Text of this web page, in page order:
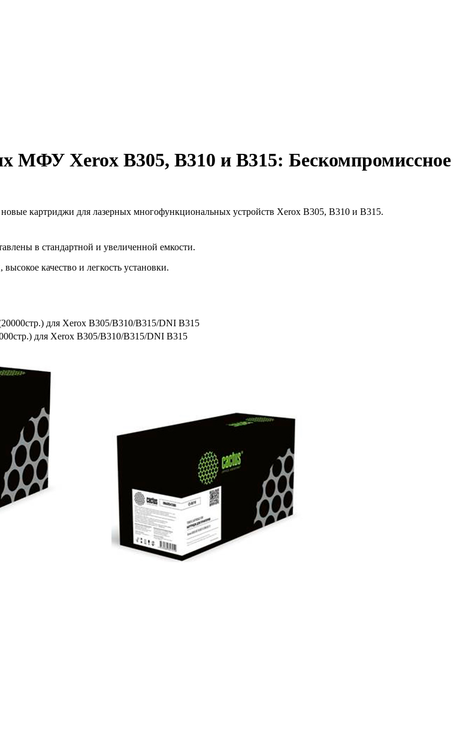
МФУ Xerox B305, B310 и B315: Бескомпромиссное
картриджи для лазерных многофункциональных устройств Xerox B305, B310 и B315.
в стандартной и увеличенной емкости.
качество и легкость установки.
для Xerox B305/B310/B315/DNI B315
для Xerox B305/B310/B315/DNI B315